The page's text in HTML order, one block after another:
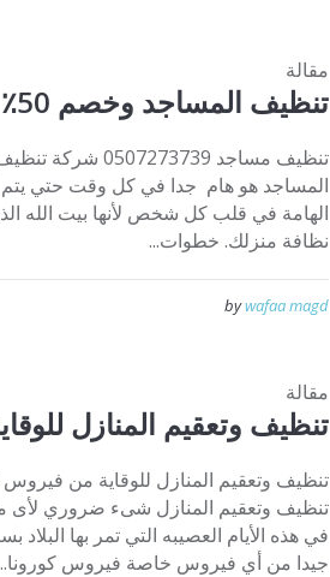
مقالة
تنظيف المساجد وخصم 50٪ 0507273739
تنظيف مساجد
المساجد هو هام جدا في كل وقت حتي يتم
الهامة في قلب كل شخص لأنها بيت الله
نظافة منزلك. خطوات...
bywafaa magd
مقالة
تنظيف وتعقيم المنازل
تنظيف وتعقيم المنازل شىء ضروري
في هذه الأيام العصيبه التي تمر بها
جيدا من أي فيروس خاصة فيروس